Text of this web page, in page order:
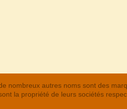
nombreux autres noms sont des
la propriété de leurs sociétés